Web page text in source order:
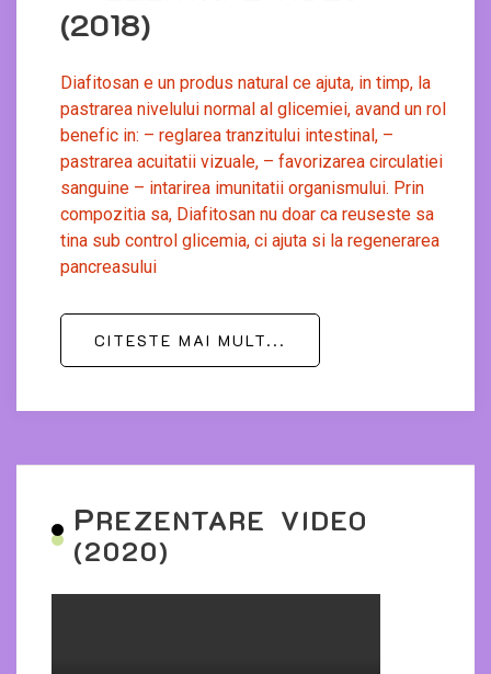
(2018)
Diafitosan e un produs natural ce ajuta, in timp, la
pastrarea nivelului normal al glicemiei, avand un rol
benefic in: – reglarea tranzitului intestinal, –
pastrarea acuitatii vizuale, – favorizarea circulatiei
sanguine – intarirea imunitatii organismului. Prin
compozitia sa, Diafitosan nu doar ca reuseste sa
tina sub control glicemia, ci ajuta si la regenerarea
pancreasului
CITESTE MAI MULT...
PREZENTARE VIDEO
(2020)